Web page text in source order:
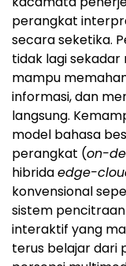
perangkat
secara seketika.
tidak lagi sekadar
mampu
informasi, dan
langsung.
model bahasa
perangkat (on-
hibridaedge-
konvensional
sistem
interaktif yang
terus belajar dari